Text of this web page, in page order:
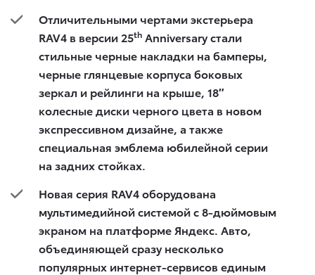
Отличительными чертами экстерьера
RAV4 в версии 25th Anniversaryстали
стильные черные накладки на бамперы,
черные глянцевые корпуса боковых
зеркал и рейлинги на крыше, 18″
колесные диски черного цвета в новом
экспрессивном дизайне, а также
специальная эмблема юбилейной серии
на задних стойках.
Новая серия RAV4 оборудована
мультимедийной системой с 8-дюймовым
экраном на платформе Яндекс. Авто,
объединяющей сразу несколько
популярных интернет-сервисов единым